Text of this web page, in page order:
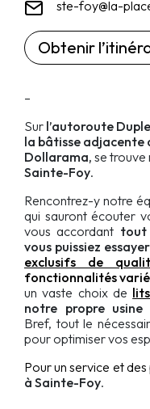
ste-foy@la-
Obtenir
–
Sur l’autoroute
la bâtisse adjacente
Dollarama, se trouve
Sainte-Foy.
Rencontrez-y notre
qui sauront écouter
vous accordant tout
vous puissiez
exclusifs de
fonctionnalités
un vaste choix de
notre propre usine
Bref, tout le
pour optimiser vos
Pour un service et
à Sainte-Foy.